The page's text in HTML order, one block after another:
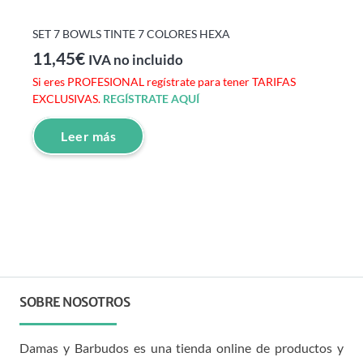
SET 7 BOWLS TINTE 7 COLORES HEXA
11,45€ IVA no incluido
Si eres PROFESIONAL regístrate para tener TARIFAS
EXCLUSIVAS. REGÍSTRATE AQUÍ
Leer más
SOBRE NOSOTROS
Damas y Barbudos es una tienda online de productos y